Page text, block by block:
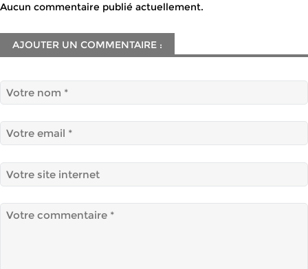
Aucun commentaire publié actuellement.
AJOUTER UN COMMENTAIRE :